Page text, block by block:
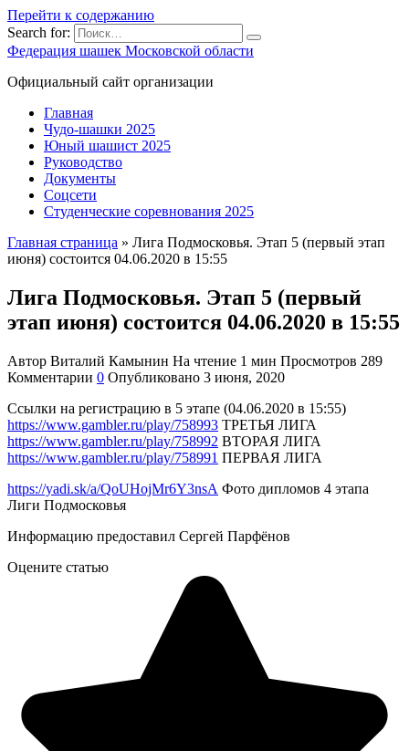
Перейти к содержанию
Search for:
Федерация шашек Московской области
Официальный сайт организации
Главная
Чудо-шашки 2025
Юный шашист 2025
Руководство
Документы
Соцсети
Студенческие соревнования 2025
Главная страница » Лига Подмосковья. Этап 5 (первый этап
июня) состоится 04.06.2020 в 15:55
Лига Подмосковья. Этап 5 (первый
этап июня) состоится 04.06.2020 в 15:55
Автор Виталий Камынин На чтение 1 мин Просмотров 289
Комментарии 0 Опубликовано 3 июня, 2020
Ссылки на регистрацию в 5 этапе (04.06.2020 в 15:55)
https://www.gambler.ru/play/758993 ТРЕТЬЯ ЛИГА
https://www.gambler.ru/play/758992 ВТОРАЯ ЛИГА
https://www.gambler.ru/play/758991 ПЕРВАЯ ЛИГА
https://yadi.sk/a/QoUHojMr6Y3nsA Фото дипломов 4 этапа
Лиги Подмосковья
Информацию предоставил Сергей Парфёнов
Оцените статью